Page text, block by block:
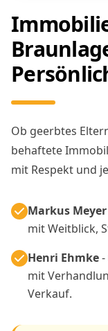
Ob geerbtes
behaftete
mit Respekt und
Markus Meyer
mit Weitblick,
Henri Ehmke
mit
Verkauf.